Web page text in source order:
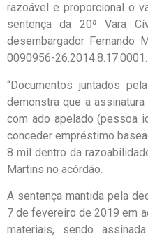
razoável e proporcional o
sentença da 20ª Vara
desembargador Fernando
0090956-
“Documentos juntados
demonstra que a
com ado apelado (pessoa
conceder empréstimo
8 mil dentro da
Martins no acórdão.
A sentença mantida pela
7 de fevereiro de 2019 em
materiais, sendo